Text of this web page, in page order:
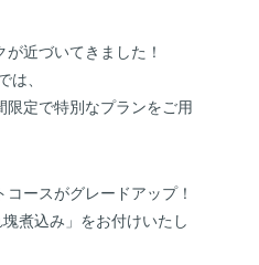
近づいてきました！
は、
定で特別なプランをご用
ースがグレードアップ！
煮込み」をお付けいたし